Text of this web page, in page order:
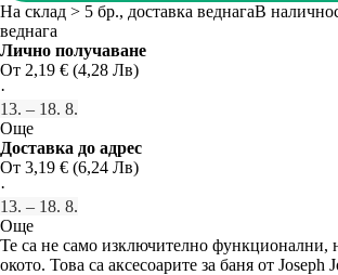
На склад > 5 бр., доставка веднагаВ
веднага
Лично получаване
От 2,19 € (4,28 Лв)
·
13. – 18. 8.
Още
Доставка до адрес
От 3,19 € (6,24 Лв)
·
13. – 18. 8.
Още
Те са не само изключително функционални,
окото. Това са аксесоарите за баня от Joseph